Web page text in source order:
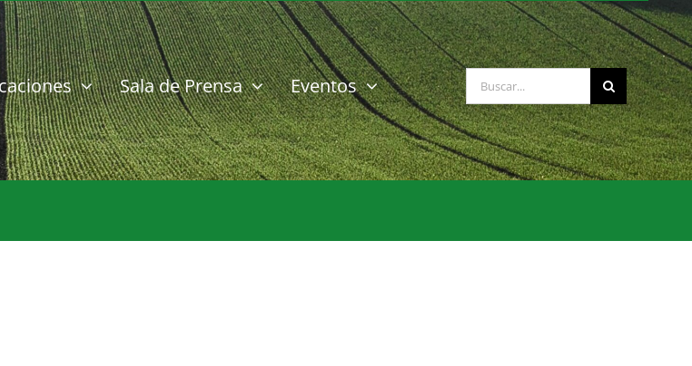
Sala de Prensa Eventos Buscar: